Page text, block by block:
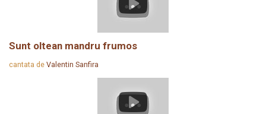
Sunt oltean mandru frumos
cantata de Valentin Sanfira